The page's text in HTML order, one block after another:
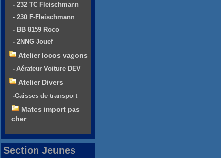
- 232 TC Fleischmann
- 230 F-Fleischmann
- BB 8159 Roco
- 2NNG Jouef
Atelier locos vagons
- Aérateur Voiture DEV
Atelier Divers
-Caisses de transport
Matos import pas
cher
Section Jeunes